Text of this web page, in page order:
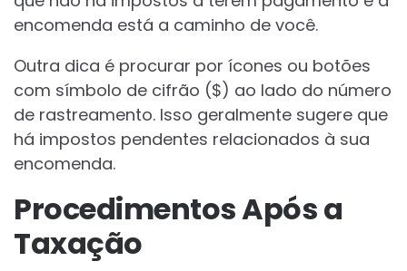
encomenda está a caminho de você.
Outra dica é procurar por ícones ou botões
com símbolo de cifrão ($) ao lado do número
de rastreamento. Isso geralmente sugere que
há impostos pendentes relacionados à sua
encomenda.
Procedimentos Após a
Taxação